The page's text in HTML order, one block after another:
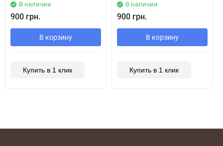
В наличии
900 грн.
В корзину
Купить в 1 клик
В наличии
900 грн.
В корзину
Купить в 1 клик